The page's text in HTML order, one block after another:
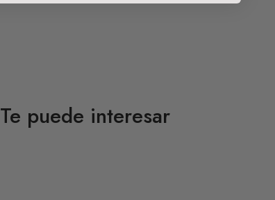
Te puede interesar